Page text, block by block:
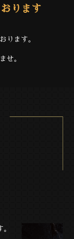
ります
ります。
せ。